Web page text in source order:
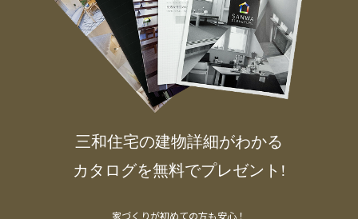
三和住宅の建物詳細がわかる
カタログを無料でプレゼント!
家づくりが初めての方も安心！